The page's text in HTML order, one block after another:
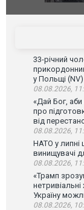
33-річний
у Польщі (NV)
08.08.2026,
«Дай Бог,
про
від
08.08.2026,
НАТО у липні
винищувачі
08.08.2026,
«Трамп
Україну
08.08.2026,